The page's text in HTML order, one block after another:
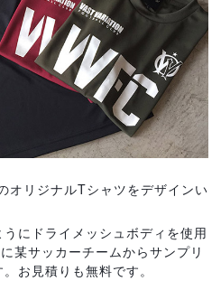
オリジナルTシャツをデザインい
にドライメッシュボディを使用
某サッカーチームからサンプリ
お見積りも無料です。